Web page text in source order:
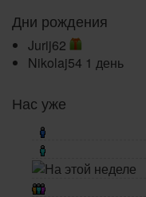
Дни рождения
Jurij62
Nikolaj54 1 день
Нас уже